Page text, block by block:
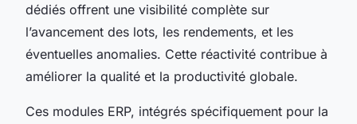
dédiés offrent une visibilité complète sur
l’avancement des lots, les rendements, et les
éventuelles anomalies. Cette réactivité contribue à
améliorer la qualité et la productivité globale.
Ces modules ERP, intégrés spécifiquement pour la